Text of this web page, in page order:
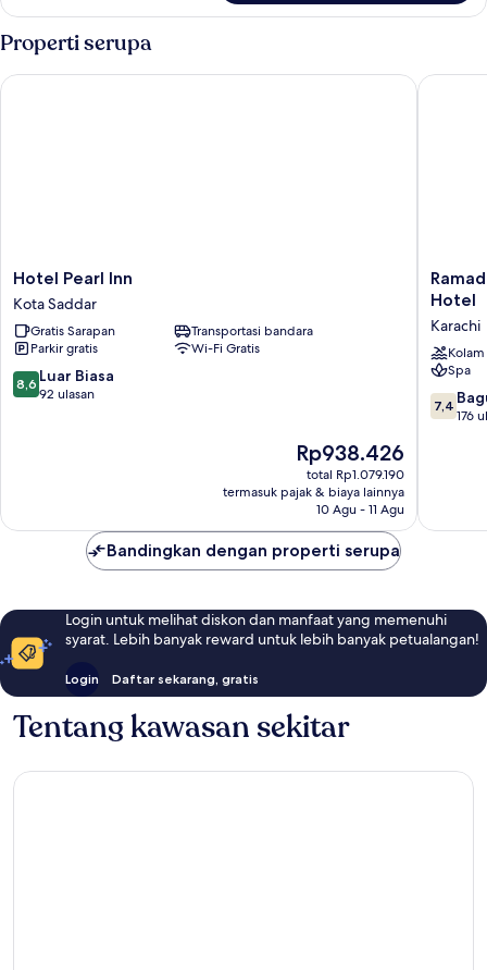
Kamar
Twin
Properti serupa
Hotel
Pearl
Inn
Kota
Saddar
Hotel Pearl Inn
Kota Saddar
Gratis Sarapan
Transportasi bandara
Parkir gratis
Wi-Fi Gratis
8.6
dari
8,6 Luar Biasa
92 ulasan
Harga
sekarang
Rp938.426
Rp938.426
total Rp1.079.190
termasuk pajak & biaya lainnya
10 Agu - 11 Agu
Hotel Pearl Inn
Ramada
Plaza
Karachi
Airport
Hotel
Karachi
Hotel
Karachi
Spa
7.4
dari
7,4
176
Bandingkan dengan properti serupa
Login untuk melihat diskon dan manfaat yang memenuhi
syarat. Lebih banyak reward untuk lebih banyak petualangan!
Login Daftar sekarang, gratis
Tentang kawasan sekitar